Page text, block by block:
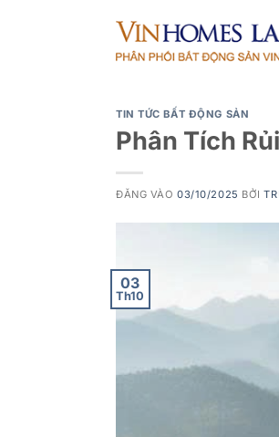
TIN TỨC BẤT ĐỘNG SẢN
Phân Tích
ĐĂNG VÀO03/10/2025 BỞI
03
Th10